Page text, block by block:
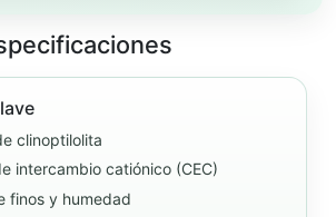
clinoptilolita
intercambio catiónico (CEC)
finos y humedad